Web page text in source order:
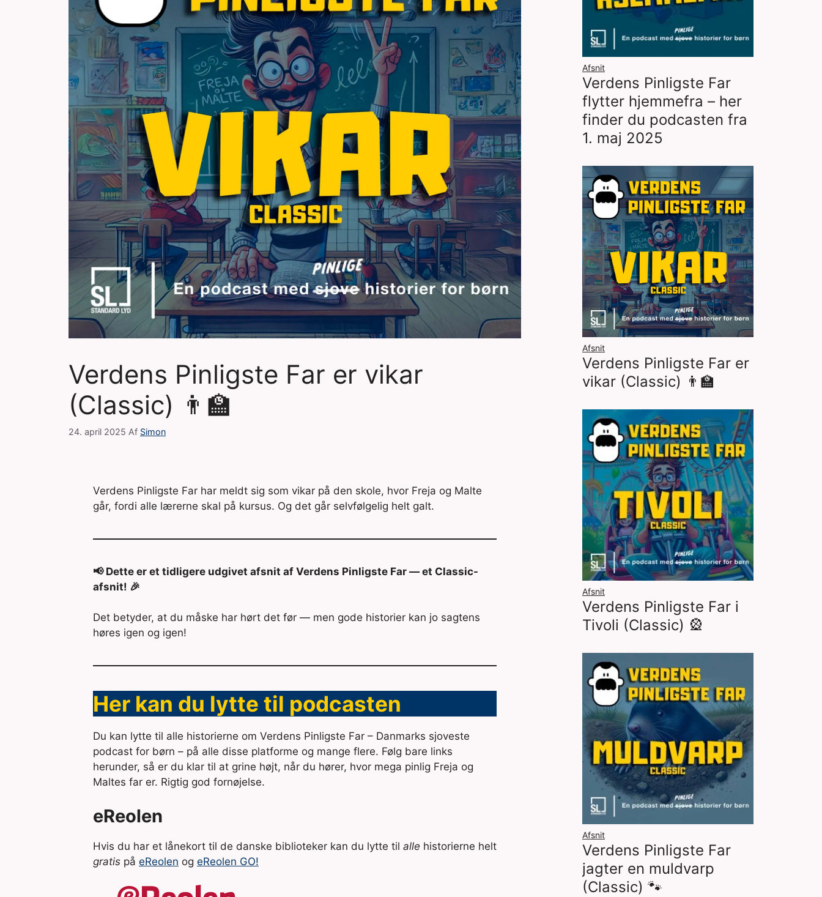
Verdens Pinligste Far er vikar
(Classic) 👨‍🏫
24. april 2025 Af Simon
Verdens Pinligste Far har meldt sig som vikar på den skole, hvor Freja og Malte
går, fordi alle lærerne skal på kursus. Og det går selvfølgelig helt galt.
📢 Dette er et tidligere udgivet afsnit af Verdens Pinligste Far — et Classic-
afsnit! 🎉
Det betyder, at du måske har hørt det før — men gode historier kan jo sagtens
høres igen og igen!
Her kan du lytte til podcasten
Du kan lytte til alle historierne om Verdens Pinligste Far – Danmarks sjoveste
podcast for børn – på alle disse platforme og mange flere. Følg bare links
herunder, så er du klar til at grine højt, når du hører, hvor mega pinlig Freja og
Maltes far er. Rigtig god fornøjelse.
eReolen
Hvis du har et lånekort til de danske biblioteker kan du lytte til alle historierne helt
gratis på eReolen og eReolen GO!
Afsnit
Verdens Pinligste Far
flytter hjemmefra – her
finder du podcasten fra
1. maj 2025
Afsnit
Verdens Pinligste Far er
vikar (Classic) 👨‍🏫
Afsnit
Verdens Pinligste Far i
Tivoli (Classic) 🎡
Afsnit
Verdens Pinligste Far
jagter en muldvarp
(Classic) 🐾